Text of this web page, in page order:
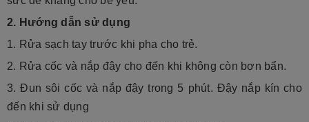
2. Hướng dẫn sử d​ụng
1. Rửa sạch tay trước khi pha cho trẻ.
2. Rửa cốc và nắp đậy cho đến khi không còn bợn bẩn.
3. Đun sôi cốc và nắp đậy trong 5 phút. Đậy nắp kín cho
đến khi sử dụng